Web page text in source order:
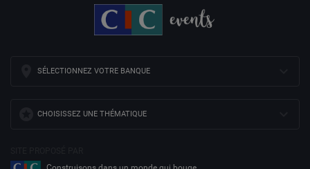
SÉLECTIONNEZ VOTRE BANQUE
CHOISISSEZ UNE THÉMATIQUE